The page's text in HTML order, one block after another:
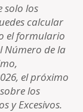
solo los
calcular
el formulario
Número de la
el próximo
los
y Excesivos.